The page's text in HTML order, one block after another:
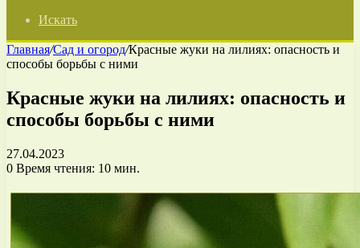
Искать
Главная/Сад и огород/Красные жуки на лилиях: опасность и
способы борьбы с ними
Красные жуки на лилиях: опасность и
способы борьбы с ними
27.04.2023
0 Время чтения: 10 мин.